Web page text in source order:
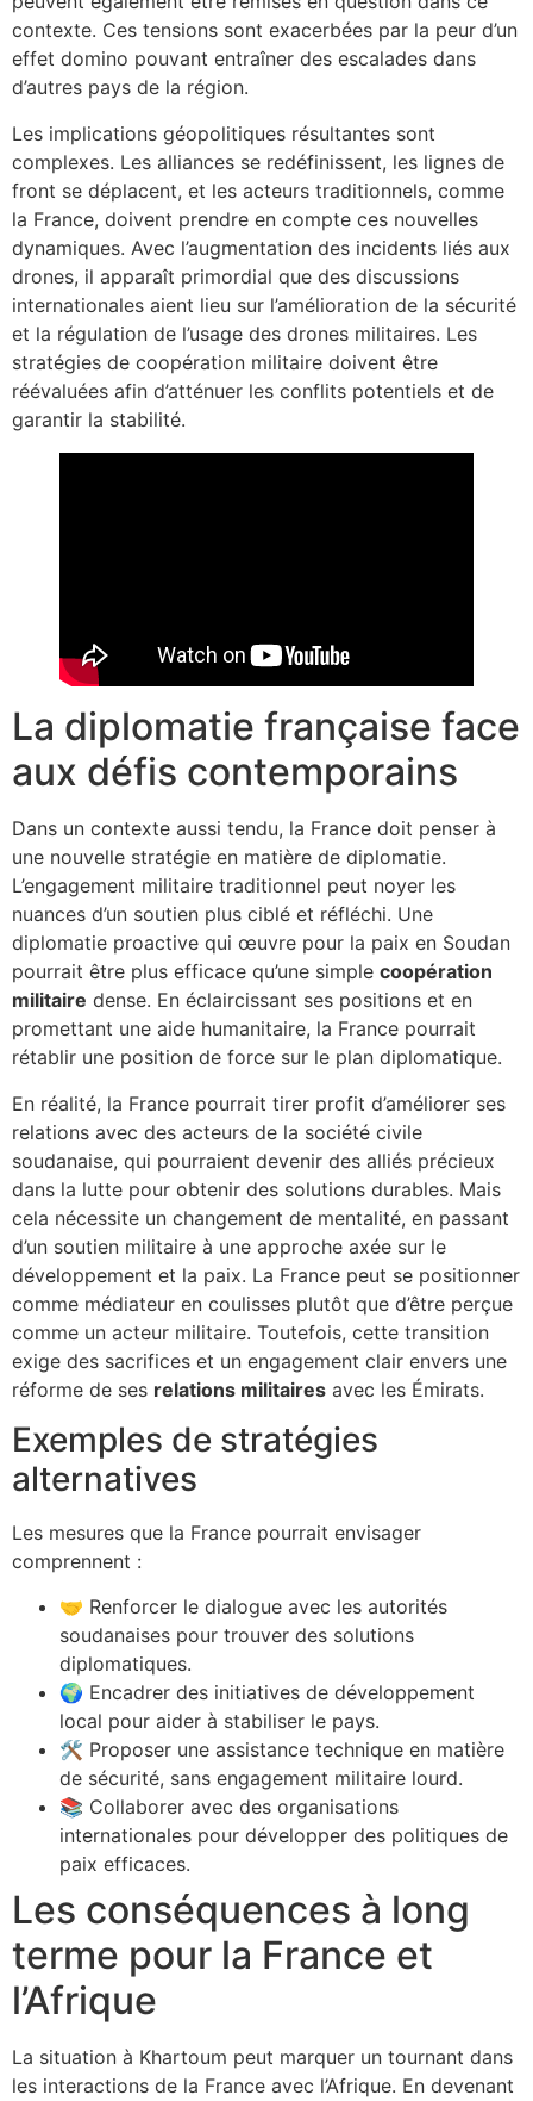
contexte. Ces tensions sont exacerbées par la peur d’un
effet domino pouvant entraîner des escalades dans
d’autres pays de la région.
Les implications géopolitiques résultantes sont
complexes. Les alliances se redéfinissent, les lignes de
front se déplacent, et les acteurs traditionnels, comme
la France, doivent prendre en compte ces nouvelles
dynamiques. Avec l’augmentation des incidents liés aux
drones, il apparaît primordial que des discussions
internationales aient lieu sur l’amélioration de la sécurité
et la régulation de l’usage des drones militaires. Les
stratégies de coopération militaire doivent être
réévaluées afin d’atténuer les conflits potentiels et de
garantir la stabilité.
La diplomatie française face
aux défis contemporains
Dans un contexte aussi tendu, la France doit penser à
une nouvelle stratégie en matière de diplomatie.
L’engagement militaire traditionnel peut noyer les
nuances d’un soutien plus ciblé et réfléchi. Une
diplomatie proactive qui œuvre pour la paix en Soudan
pourrait être plus efficace qu’une simple coopération
militaire dense. En éclaircissant ses positions et en
promettant une aide humanitaire, la France pourrait
rétablir une position de force sur le plan diplomatique.
En réalité, la France pourrait tirer profit d’améliorer ses
relations avec des acteurs de la société civile
soudanaise, qui pourraient devenir des alliés précieux
dans la lutte pour obtenir des solutions durables. Mais
cela nécessite un changement de mentalité, en passant
d’un soutien militaire à une approche axée sur le
développement et la paix. La France peut se positionner
comme médiateur en coulisses plutôt que d’être perçue
comme un acteur militaire. Toutefois, cette transition
exige des sacrifices et un engagement clair envers une
réforme de ses relations militaires avec les Émirats.
Exemples de stratégies
alternatives
Les mesures que la France pourrait envisager
comprennent :
🤝 Renforcer le dialogue avec les autorités
soudanaises pour trouver des solutions
diplomatiques.
🌍 Encadrer des initiatives de développement
local pour aider à stabiliser le pays.
🛠️ Proposer une assistance technique en matière
de sécurité, sans engagement militaire lourd.
📚 Collaborer avec des organisations
internationales pour développer des politiques de
paix efficaces.
Les conséquences à long
terme pour la France et
l’Afrique
La situation à Khartoum peut marquer un tournant dans
les interactions de la France avec l’Afrique. En devenant